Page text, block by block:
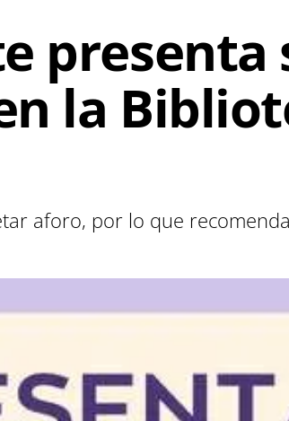
presenta
la
aforo, por lo que